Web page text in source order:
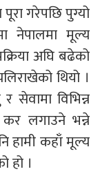
गरेपछि पुग्यो
नेपालमा मूल्य
अघि बढेको
थियो ।
सेवामा विभिन्न
लगाउने भन्ने
हामी कहाँ मूल्य
हो ।